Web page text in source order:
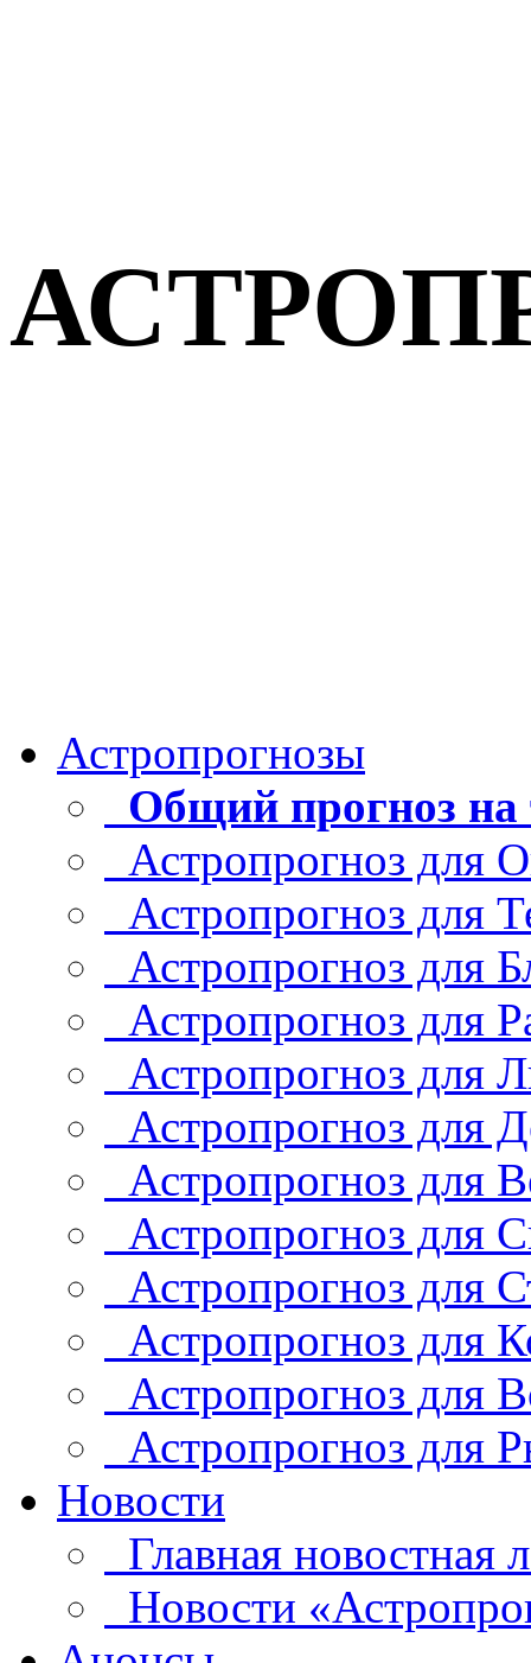
Астропрогнозы
Общий прогноз
Астропрогноз для
Астропрогноз для
Астропрогноз для
Астропрогноз для
Астропрогноз для
Астропрогноз для
Астропрогноз для
Астропрогноз для
Астропрогноз для
Астропрогноз для
Астропрогноз для
Астропрогноз для
Новости
Главная новостная
Новости